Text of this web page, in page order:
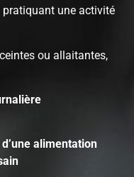
pratiquant une activité
ou allaitantes,
d’une alimentation